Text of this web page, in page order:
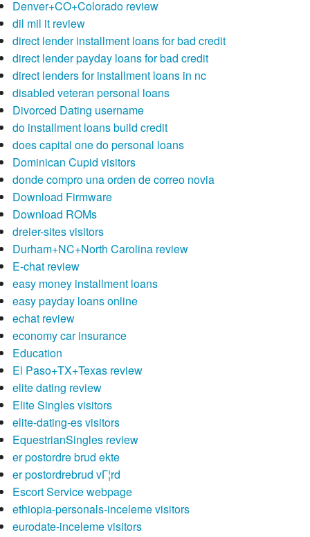
Denver+CO+Colorado review
dil mil it review
direct lender installment loans for bad credit
direct lender payday loans for bad credit
direct lenders for installment loans in nc
disabled veteran personal loans
Divorced Dating username
do installment loans build credit
does capital one do personal loans
Dominican Cupid visitors
donde compro una orden de correo novia
Download Firmware
Download ROMs
dreier-sites visitors
Durham+NC+North Carolina review
E-chat review
easy money installment loans
easy payday loans online
echat review
economy car insurance
Education
El Paso+TX+Texas review
elite dating review
Elite Singles visitors
elite-dating-es visitors
EquestrianSingles review
er postordre brud ekte
er postordrebrud vГ¦rd
Escort Service webpage
ethiopia-personals-inceleme visitors
eurodate-inceleme visitors